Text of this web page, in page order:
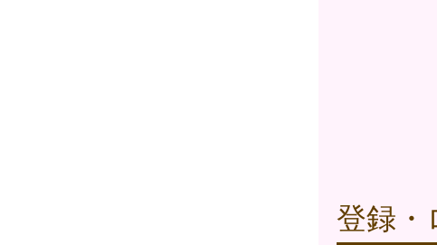
登録・